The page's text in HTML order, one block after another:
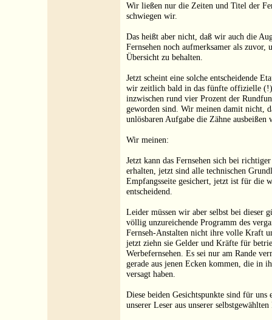
Wir ließen nur die Zeiten und Titel der
schwiegen wir.
Das heißt aber nicht, daß wir auch die
Fernsehen noch aufmerksamer als
Übersicht zu behalten.
Jetzt scheint eine solche entscheidende
wir zeitlich bald in das fünfte offizielle
inzwischen rund vier Prozent der
geworden sind. Wir meinen damit nicht,
unlösbaren Aufgabe die Zähne ausbeißen
Wir meinen:
Jetzt kann das Fernsehen sich bei
erhalten, jetzt sind alle technischen
Empfangsseite gesichert, jetzt ist für die
entscheidend.
Leider müssen wir aber selbst bei dieser
völlig unzureichende Programm des
Fernseh-Anstalten nicht ihre volle Kraft
jetzt ziehn sie Gelder und Kräfte für
Werbefernsehen. Es sei nur am Rande
gerade aus jenen Ecken kommen, die in
versagt haben.
Diese beiden Gesichtspunkte sind für
unserer Leser aus unserer selbstgewählten